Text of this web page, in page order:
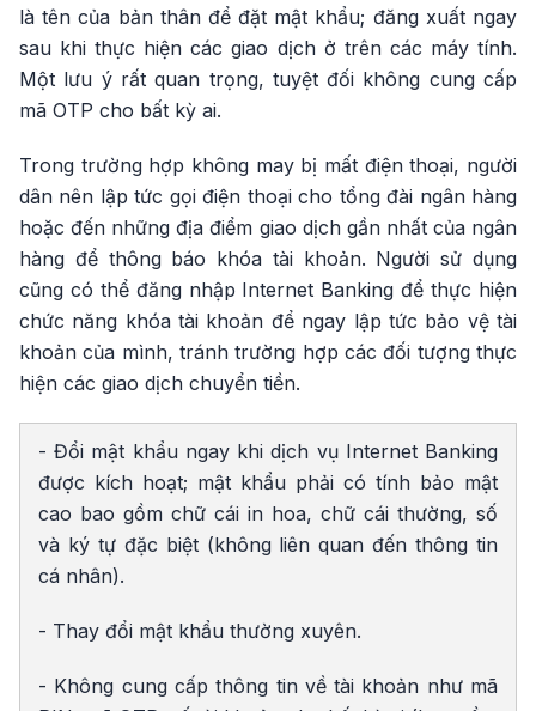
là tên của bản thân để đặt mật khẩu; đăng xuất ngay
sau khi thực hiện các giao dịch ở trên các máy tính.
Một lưu ý rất quan trọng, tuyệt đối không cung cấp
mã OTP cho bất kỳ ai.
Trong trường hợp không may bị mất điện thoại, người
dân nên lập tức gọi điện thoại cho tổng đài ngân hàng
hoặc đến những địa điểm giao dịch gần nhất của ngân
hàng để thông báo khóa tài khoản. Người sử dụng
cũng có thể đăng nhập Internet Banking để thực hiện
chức năng khóa tài khoản để ngay lập tức bảo vệ tài
khoản của mình, tránh trường hợp các đối tượng thực
hiện các giao dịch chuyển tiền.
- Đổi mật khẩu ngay khi dịch vụ Internet Banking
được kích hoạt; mật khẩu phải có tính bảo mật
cao bao gồm chữ cái in hoa, chữ cái thường, số
và ký tự đặc biệt (không liên quan đến thông tin
cá nhân).
- Thay đổi mật khẩu thường xuyên.
- Không cung cấp thông tin về tài khoản như mã